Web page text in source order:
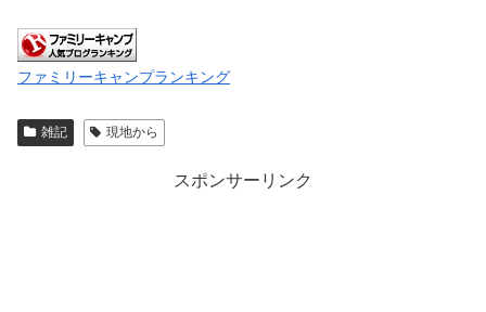
ファミリーキャンプランキング
雑記 現地から
スポンサーリンク